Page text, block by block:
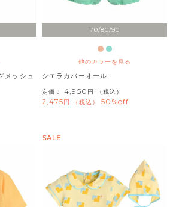
メッシュ
70/80/90
他のカラーを見る
シエラカバーオール
定価： 4,950 （税込）
2,475 税込 50%off
SALE